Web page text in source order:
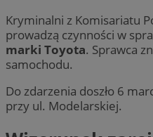
Kryminalni z Komisariatu
prowadzą czynności w
marki Toyota. Sprawca
samochodu.
Do zdarzenia doszło 6
przy ul. Modelarskiej.